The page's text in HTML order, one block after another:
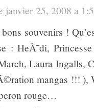
janvier 25, 2008 a
souvenirs !
: HeÃ¯di,
Laura Ingalls,
mangas !!! ),
rouge…